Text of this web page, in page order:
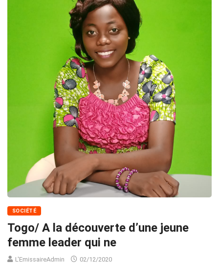
SOCIÉTÉ
Togo/ A la découverte d’une jeune
femme leader qui ne
L'EmissaireAdmin 02/12/2020